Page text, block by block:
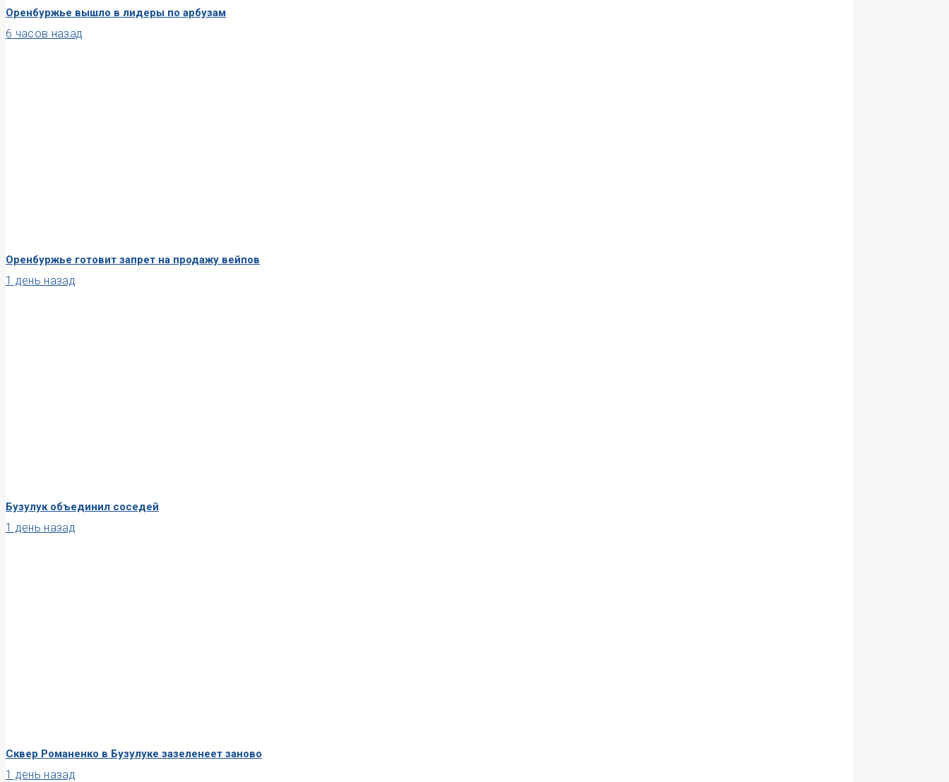
Оренбуржье вышло в лидеры по арбузам
6 часов назад
Оренбуржье готовит запрет на продажу вейпов
1 день назад
Бузулук объединил соседей
1 день назад
Сквер Романенко в Бузулуке зазеленеет заново
1 день назад